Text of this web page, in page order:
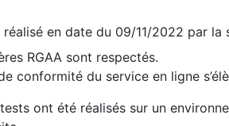
réalisé en date du 09/11/2022 par
RGAA sont respectés.
conformité du service en ligne
ont été réalisés sur un